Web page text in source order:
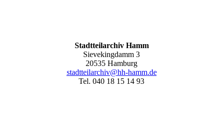
Stadtteilarchiv Hamm
Sievekingdamm 3
20535 Hamburg
stadtteilarchiv@hh-hamm.de
Tel. 040 18 15 14 93